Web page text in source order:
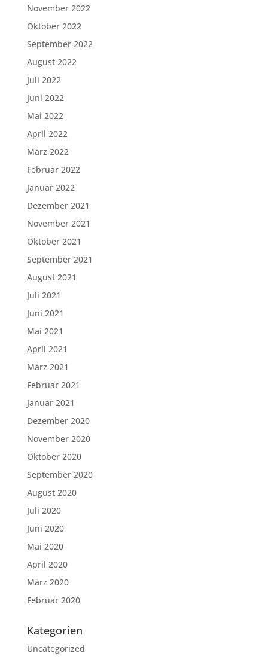
November 2022
Oktober 2022
September 2022
August 2022
Juli 2022
Juni 2022
Mai 2022
April 2022
März 2022
Februar 2022
Januar 2022
Dezember 2021
November 2021
Oktober 2021
September 2021
August 2021
Juli 2021
Juni 2021
Mai 2021
April 2021
März 2021
Februar 2021
Januar 2021
Dezember 2020
November 2020
Oktober 2020
September 2020
August 2020
Juli 2020
Juni 2020
Mai 2020
April 2020
März 2020
Februar 2020
Kategorien
Uncategorized